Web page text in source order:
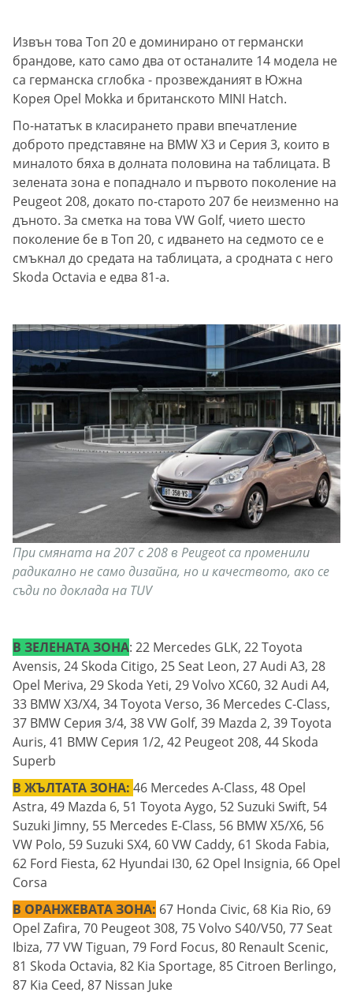
Извън това Топ 20 е доминирано от германски
брандове, като само два от останалите 14 модела не
са германска сглобка - прозвежданият в Южна
Корея Opel Mokka и британското MINI Hatch.
По-нататък в класирането прави впечатление
доброто представяне на BMW X3 и Серия 3, които в
миналото бяха в долната половина на таблицата. В
зелената зона е попаднало и първото поколение на
Peugeot 208, докато по-старото 207 бе неизменно на
дъното. За сметка на това VW Golf, чието шесто
поколение бе в Топ 20, с идването на седмото се е
смъкнал до средата на таблицата, а сродната с него
Skoda Octavia е едва 81-а.
При смяната на 207 с 208 в Peugeot са променили
радикално не само дизайна, но и качеството, ако се
съди по доклада на TUV
В ЗЕЛЕНАТА ЗОНA: 22 Mercedes GLK, 22 Toyota
Avensis, 24 Skoda Citigo, 25 Seat Leon, 27 Audi A3, 28
Opel Meriva, 29 Skoda Yeti, 29 Volvo XC60, 32 Audi A4,
33 BMW X3/X4, 34 Toyota Verso, 36 Mercedes C-Class,
37 BMW Серия 3/4, 38 VW Golf, 39 Mazda 2, 39 Toyota
Auris, 41 BMW Серия 1/2, 42 Peugeot 208, 44 Skoda
Superb
В ЖЪЛТАТА ЗОНА: 46 Mercedes A-Class, 48 Opel
Astra, 49 Mazda 6, 51 Toyota Aygo, 52 Suzuki Swift, 54
Suzuki Jimny, 55 Mercedes E-Class, 56 BMW X5/X6, 56
VW Polo, 59 Suzuki SX4, 60 VW Caddy, 61 Skoda Fabia,
62 Ford Fiesta, 62 Hyundai I30, 62 Opel Insignia, 66 Opel
Corsa
В ОРАНЖЕВАТА ЗОНА: 67 Honda Civic, 68 Kia Rio, 69
Opel Zafira, 70 Peugeot 308, 75 Volvo S40/V50, 77 Seat
Ibiza, 77 VW Tiguan, 79 Ford Focus, 80 Renault Scеnic,
81 Skoda Octavia, 82 Kia Sportage, 85 Citroеn Berlingo,
87 Kia Ceed, 87 Nissan Juke